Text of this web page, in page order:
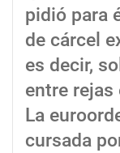
pidió para
de cárcel
es decir,
entre rejas
La
cursada